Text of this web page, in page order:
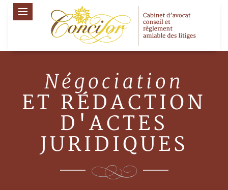
Négociation
ET RÉDACTION
D'ACTES
JURIDIQUES